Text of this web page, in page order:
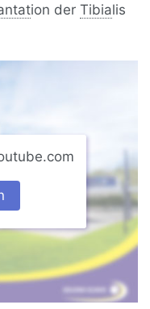
ion derTibialis